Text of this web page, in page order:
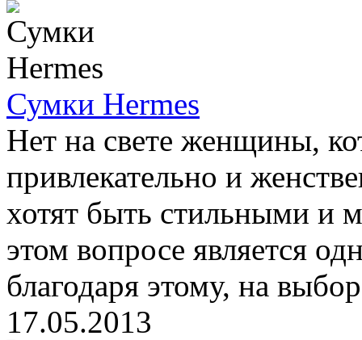
Сумки Hermes
Нет на свете женщины,
привлекательно и
хотят быть стильными и
этом вопросе является
благодаря этому, на
17.05.2013